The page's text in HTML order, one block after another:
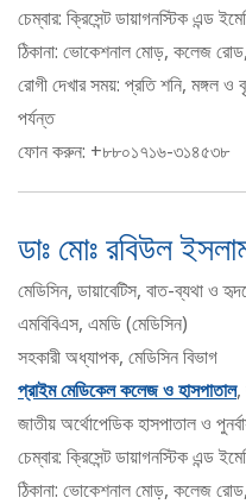
চেম্বার: ক্রিসেন্ট ডায়াগনস্টিক এন্ড
ঠিকানা: ভোকেশনাল মোড়, কলেজ রোড,
রোগী দেখার সময়: প্রতি শনি, মঙ্গল ও
পর্যন্ত
ফোন করুন: +৮৮০১৭১৬-৩১৪৫৩৮
ডাঃ মোঃ রবিউল
মেডিসিন, ডায়াবেটিস, বাত-ব্যথা ও
এমবিবিএস, এমডি (মেডিসিন)
সহকারী অধ্যাপক, মেডিসিন বিভাগ
প্রাইম মেডিকেল কলেজ ও হাসপাতাল,
জাতীয় অর্থোপেডিক হাসপাতাল ও
চেম্বার: ক্রিসেন্ট ডায়াগনস্টিক এন্ড
ঠিকানা: ভোকেশনাল মোড়, কলেজ রোড,